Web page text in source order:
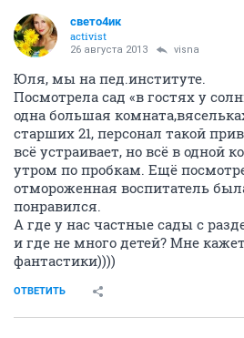
свето4ик
activist
26 августа 2013 visna
Юля, мы на пед.институте.
Посмотрела сад «в гостях у
одна большая
старших 21, персонал такой
всё устраивает, но всё в одной
утром по пробкам. Ещё
отмороженная воспитатель
понравился.
А где у нас частные сады с
и где не много детей? Мне
фантастики))))
ОТВЕТИТЬ